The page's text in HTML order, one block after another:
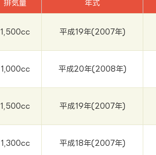
排気量 年式
1,500cc 平成19年(2007年)
1,000cc 平成20年(2008年)
1,500cc 平成19年(2007年)
1,300cc 平成18年(2007年)